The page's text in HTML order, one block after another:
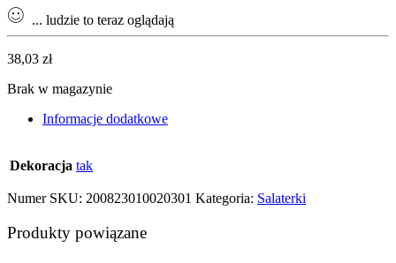
... ludzie to teraz oglądają
38,03 zł
Brak w magazynie
Informacje dodatkowe
Dekoracja tak
Numer SKU: 200823010020301 Kategoria: Salaterki
Produkty powiązane